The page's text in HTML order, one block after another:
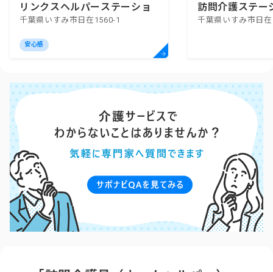
リンクスヘルパーステーショ
ンいすみ
千葉県いすみ市日在1560-1
安心感
訪問介護ステー
千葉県いすみ市日